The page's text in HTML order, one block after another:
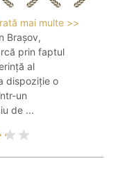
mai multe >>
Brașov,
prin faptul
al
dispoziție o
un
de ...